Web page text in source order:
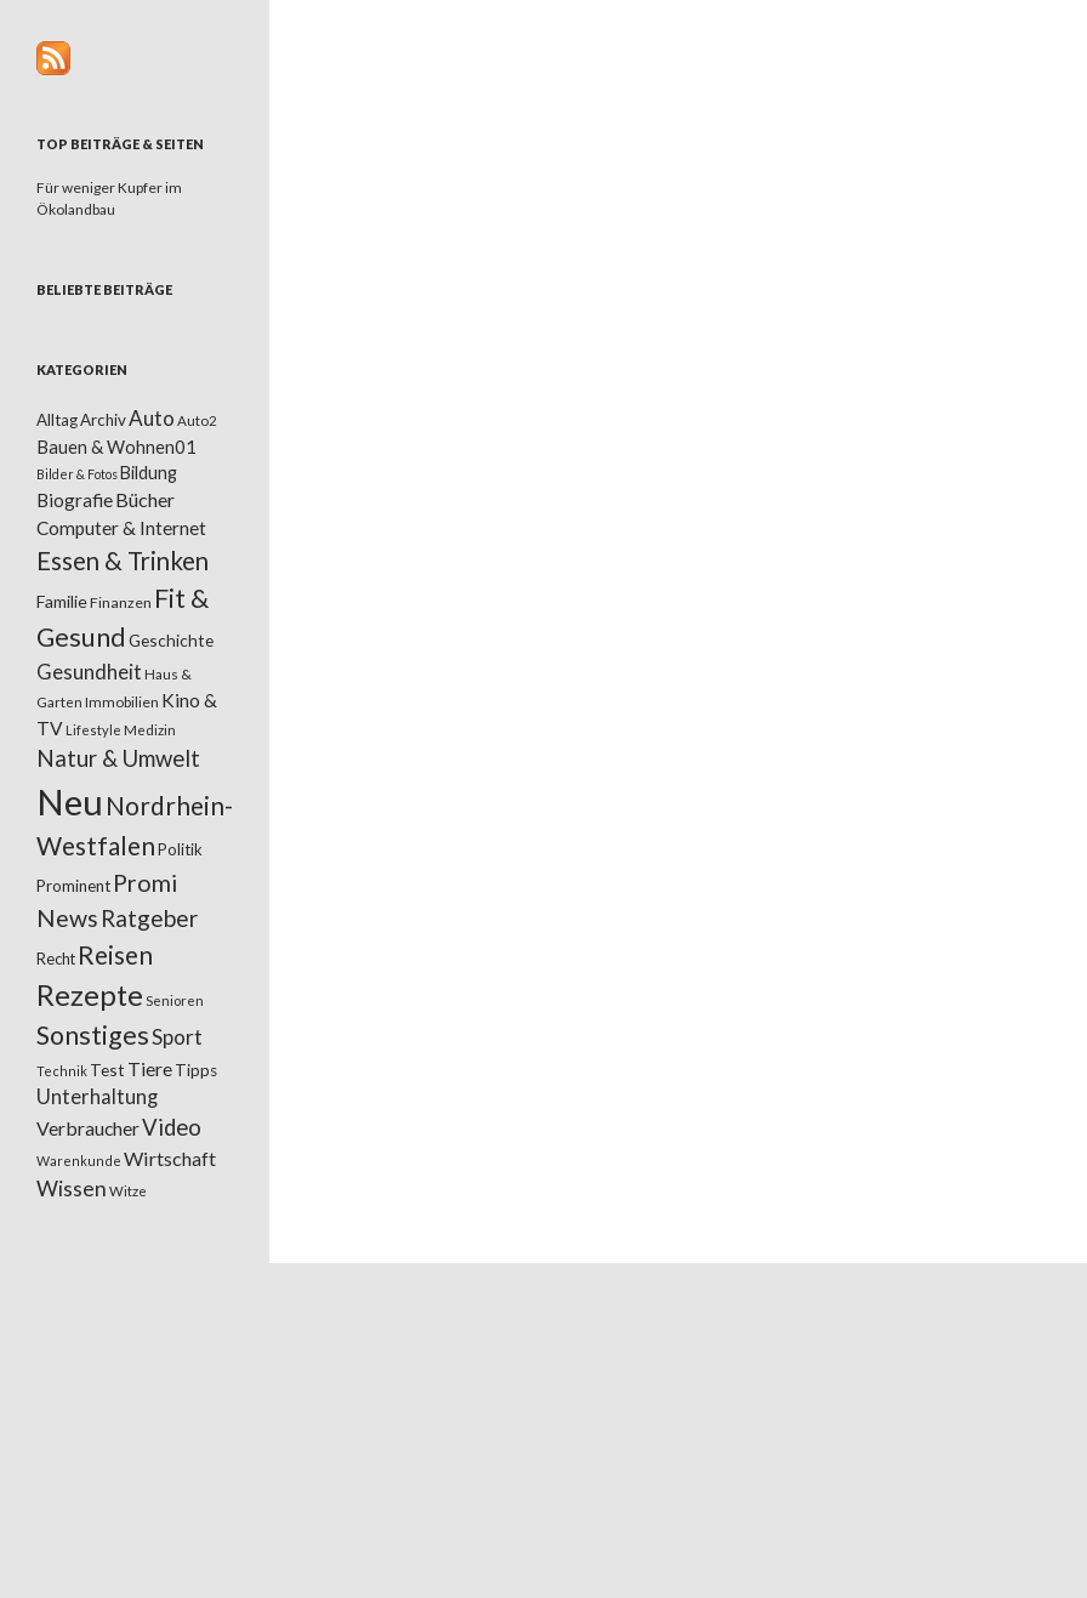
TOP BEITRÄGE & SEITEN
Für weniger Kupfer im
Ökolandbau
BELIEBTE BEITRÄGE
KATEGORIEN
AlltagArchivAuto Auto2
Bauen & Wohnen01
Bilder & FotosBildung
BiografieBücher
Computer & Internet
Essen & Trinken
FamilieFinanzen Fit &
Gesund Geschichte
Gesundheit Haus &
Garten Immobilien Kino &
TV Lifestyle Medizin
Natur & Umwelt
Neu Nordrhein-
WestfalenPolitik
Prominent Promi
News Ratgeber
Recht Reisen
Rezepte Senioren
SonstigesSport
Technik Test TiereTipps
Unterhaltung
VerbraucherVideo
Warenkunde Wirtschaft
Wissen Witze